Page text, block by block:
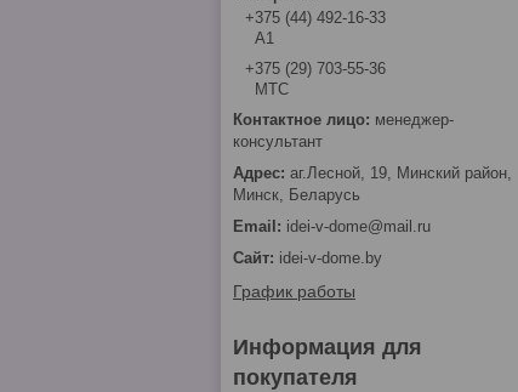
+375 (44) 492-16-33
А1
+375 (29) 703-55-36
МТС
менеджер-
консультант
аг.Лесной, 19, Минский район,
Минск, Беларусь
idei-v-dome@mail.ru
idei-v-dome.by
График работы
Информация для
покупателя